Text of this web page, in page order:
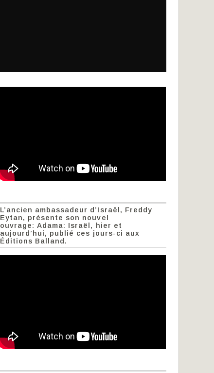
L’ancien ambassadeur d’Israël, Freddy
Eytan, présente son nouvel
ouvrage: Adama: Israël, hier et
aujourd’hui, publié ces jours-ci aux
Éditions Balland.